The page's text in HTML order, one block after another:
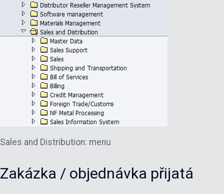
Sales and Distribution: menu
Zakázka / objednávka přijatá